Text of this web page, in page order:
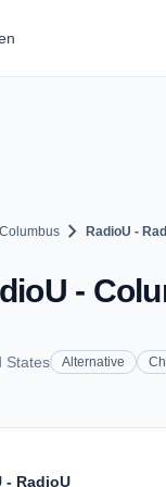
Columbus chevron_right RadioU -
-
States Alternative
- RadioU